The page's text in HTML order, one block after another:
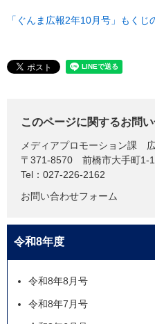
「ぐんま広報2年10月号」もくじ
このページに関するお問
メディアプロモーション課
〒371-8570
前橋市大手町1-
Tel：027-226-2162
お問い合わせフォーム
令和8年度
令和8年8月号
令和8年7月号